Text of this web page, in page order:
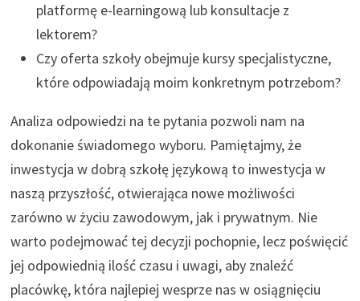
platformę e-learningową lub konsultacje z
lektorem?
Czy oferta szkoły obejmuje kursy specjalistyczne,
które odpowiadają moim konkretnym potrzebom?
Analiza odpowiedzi na te pytania pozwoli nam na
dokonanie świadomego wyboru. Pamiętajmy, że
inwestycja w dobrą szkołę językową to inwestycja w
naszą przyszłość, otwierająca nowe możliwości
zarówno w życiu zawodowym, jak i prywatnym. Nie
warto podejmować tej decyzji pochopnie, lecz poświęcić
jej odpowiednią ilość czasu i uwagi, aby znaleźć
placówkę, która najlepiej wesprze nas w osiągnięciu